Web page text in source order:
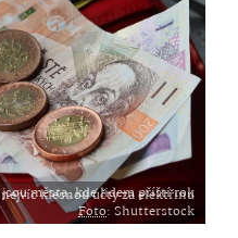
Mapa odhalila vítěze: Tohle jsou města, kde lidem příští rok nejvíc klesnou účty za elektřinu
Foto: Shutterstock